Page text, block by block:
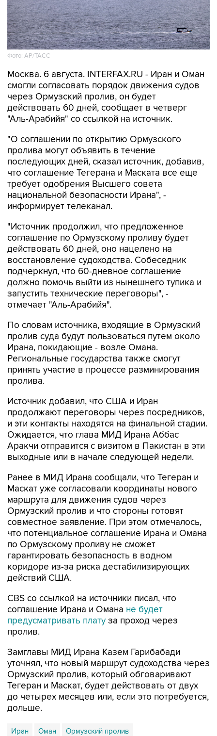
Фото: AP/ТАСС
Москва. 6 августа. INTERFAX.RU - Иран и Оман
смогли согласовать порядок движения судов
через Ормузский пролив, он будет
действовать 60 дней, сообщает в четверг
"Аль-Арабийя" со ссылкой на источник.
"О соглашении по открытию Ормузского
пролива могут объявить в течение
последующих дней, сказал источник, добавив,
что соглашение Тегерана и Маската все еще
требует одобрения Высшего совета
национальной безопасности Ирана", -
информирует телеканал.
"Источник продолжил, что предложенное
соглашение по Ормузскому проливу будет
действовать 60 дней, оно нацелено на
восстановление судоходства. Собеседник
подчеркнул, что 60-дневное соглашение
должно помочь выйти из нынешнего тупика и
запустить технические переговоры", -
отмечает "Аль-Арабийя".
По словам источника, входящие в Ормузский
пролив суда будут пользоваться путем около
Ирана, покидающие - возле Омана.
Региональные государства также смогут
принять участие в процессе разминирования
пролива.
Источник добавил, что США и Иран
продолжают переговоры через посредников,
и эти контакты находятся на финальной стадии.
Ожидается, что глава МИД Ирана Аббас
Аракчи отправится с визитом в Пакистан в эти
выходные или в начале следующей недели.
Ранее в МИД Ирана сообщали, что Тегеран и
Маскат уже согласовали координаты нового
маршрута для движения судов через
Ормузский пролив и что стороны готовят
совместное заявление. При этом отмечалось,
что потенциальное соглашение Ирана и Омана
по Ормузскому проливу не сможет
гарантировать безопасность в водном
коридоре из-за риска дестабилизирующих
действий США.
CBS со ссылкой на источники писал, что
соглашение Ирана и Омана не будет
предусматривать плату за проход через
пролив.
Замглавы МИД Ирана Казем Гарибабади
уточнял, что новый маршрут судоходства через
Ормузский пролив, который обговаривают
Тегеран и Маскат, будет действовать от двух
до четырех месяцев или, если это потребуется,
дольше.
Иран Оман Ормузский пролив